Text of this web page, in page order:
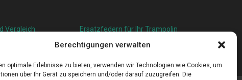
Berechtigungen verwalten
optimale Erlebnisse zu bieten, verwenden wir Technologien wie Cookies, um
über Ihr Gerät zu speichern und/oder darauf zuzugreifen. Die
Vergleich
in
zu leben
Ersatzfedern für Ihr Trampolin
Holländischer Stoffmarkt in Ihrer Nähe